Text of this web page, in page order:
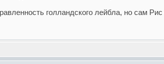
голландского лейбла, но сам